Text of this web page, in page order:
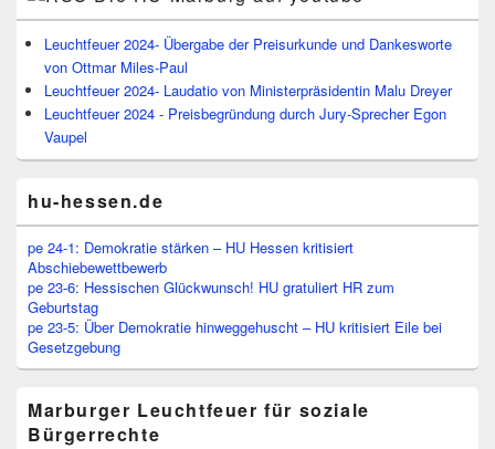
Leuchtfeuer 2024- Übergabe der Preisurkunde und Dankesworte
von Ottmar Miles-Paul
Leuchtfeuer 2024- Laudatio von Ministerpräsidentin Malu Dreyer
Leuchtfeuer 2024 - Preisbegründung durch Jury-Sprecher Egon
Vaupel
hu-hessen.de
pe 24-1: Demokratie stärken – HU Hessen kritisiert
Abschiebewettbewerb
pe 23-6: Hessischen Glückwunsch! HU gratuliert HR zum
Geburtstag
pe 23-5: Über Demokratie hinweggehuscht – HU kritisiert Eile bei
Gesetzgebung
Marburger Leuchtfeuer für soziale
Bürgerrechte